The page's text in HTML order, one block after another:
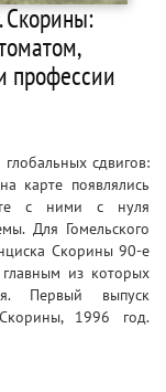
профессии
сдвигов:
карте появлялись
с ними с нуля
Для Гомельского
Скорины 90-е
из которых
Первый выпуск
1996 год.